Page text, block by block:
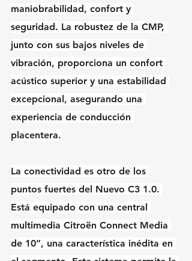
maniobrabilidad, confort y
seguridad. La robustez de la CMP,
junto con sus bajos niveles de
vibración, proporciona un confort
acústico superior y una estabilidad
excepcional, asegurando una
experiencia de conducción
placentera.
La conectividad es otro de los
puntos fuertes del Nuevo C3 1.0.
Está equipado con una central
multimedia Citroën Connect Media
de 10”, una característica inédita en